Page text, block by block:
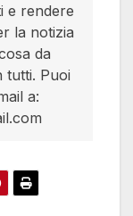
e rendere
la notizia
da
tutti. Puoi
a: